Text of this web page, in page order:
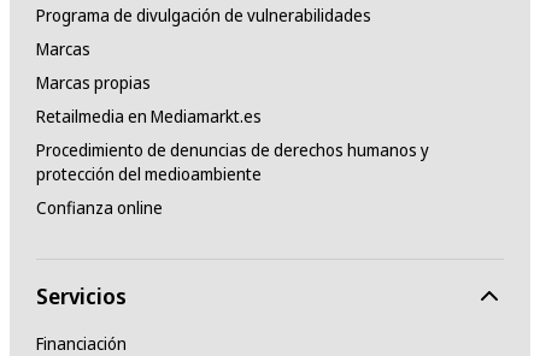
Programa de divulgación de vulnerabilidades
Marcas
Marcas propias
Retailmedia en Mediamarkt.es
Procedimiento de denuncias de derechos humanos y
protección del medioambiente
Confianza online
Servicios
Financiación